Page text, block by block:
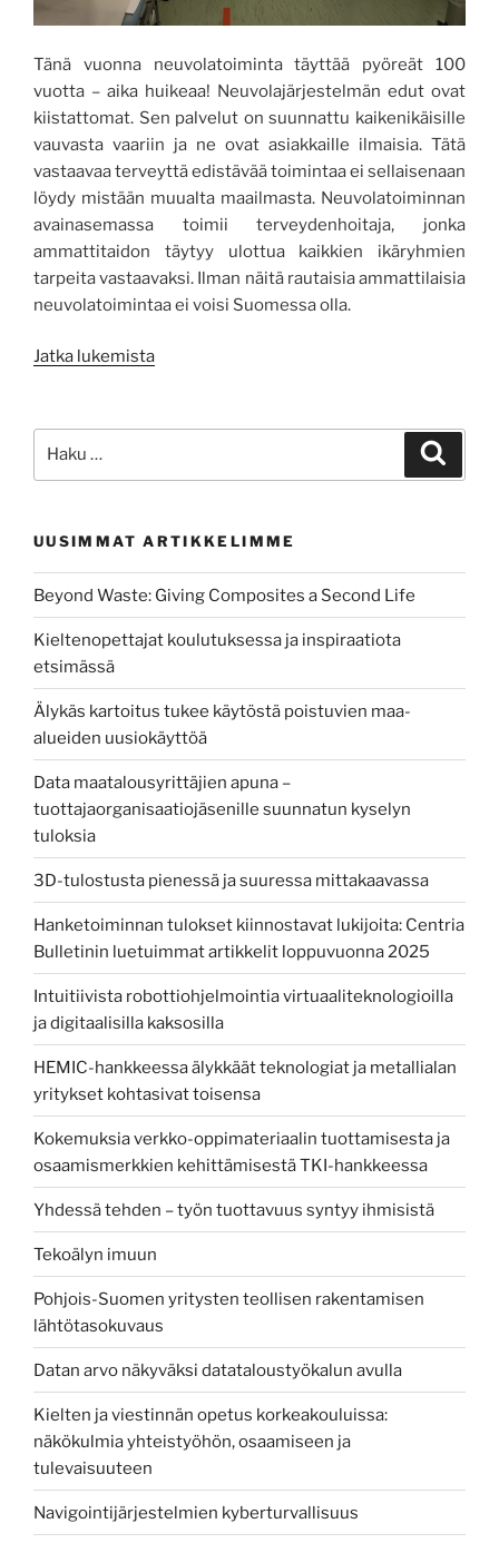
Tänä vuonna neuvolatoiminta täyttää pyöreät 100
vuotta – aika huikeaa! Neuvolajärjestelmän edut ovat
kiistattomat. Sen palvelut on suunnattu kaikenikäisille
vauvasta vaariin ja ne ovat asiakkaille ilmaisia. Tätä
vastaavaa terveyttä edistävää toimintaa ei sellaisenaan
löydy mistään muualta maailmasta. Neuvolatoiminnan
avainasemassa toimii terveydenhoitaja, jonka
ammattitaidon täytyy ulottua kaikkien ikäryhmien
tarpeita vastaavaksi. Ilman näitä rautaisia ammattilaisia
neuvolatoimintaa ei voisi Suomessa olla.
Jatka lukemista”Suomalainen
kaikkien
UUSIMMAT ARTIKKELIMME
Beyond Waste: Giving Composites a Second Life
Kieltenopettajat koulutuksessa ja inspiraatiota
etsimässä
Älykäs kartoitus tukee käytöstä poistuvien maa-
alueiden uusiokäyttöä
Data maatalousyrittäjien apuna –
tuottajaorganisaatiojäsenille suunnatun kyselyn
tuloksia
3D-tulostusta pienessä ja suuressa mittakaavassa
Hanketoiminnan tulokset kiinnostavat lukijoita: Centria
Bulletinin luetuimmat artikkelit loppuvuonna 2025
Intuitiivista robottiohjelmointia virtuaaliteknologioilla
ja digitaalisilla kaksosilla
HEMIC-hankkeessa älykkäät teknologiat ja metallialan
yritykset kohtasivat toisensa
Kokemuksia verkko-oppimateriaalin tuottamisesta ja
osaamismerkkien kehittämisestä TKI-hankkeessa
Yhdessä tehden – työn tuottavuus syntyy ihmisistä
Tekoälyn imuun
Pohjois-Suomen yritysten teollisen rakentamisen
lähtötasokuvaus
Datan arvo näkyväksi datataloustyökalun avulla
Kielten ja viestinnän opetus korkeakouluissa:
näkökulmia yhteistyöhön, osaamiseen ja
tulevaisuuteen
Navigointijärjestelmien kyberturvallisuus